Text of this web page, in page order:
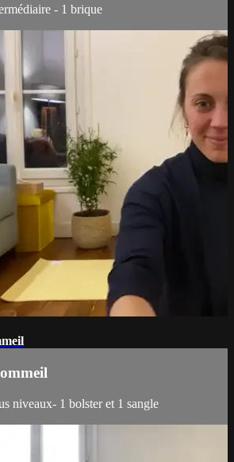
- 1 brique
niveaux- 1 bolster et 1 sangle